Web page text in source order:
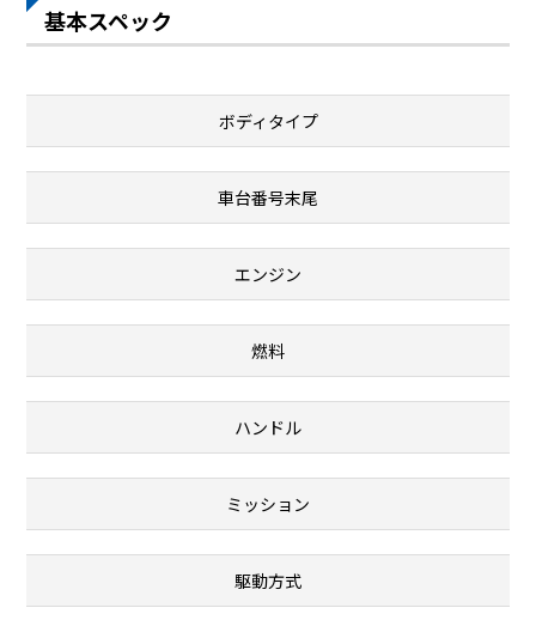
基本スペック
ボディタイプ
車台番号末尾
エンジン
燃料
ハンドル
ミッション
駆動方式